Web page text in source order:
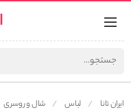
ایران تانا لباس شال و روسری